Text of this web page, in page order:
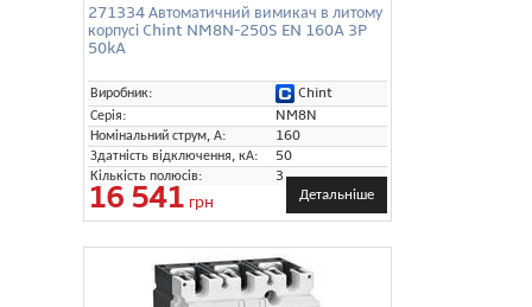
271334 Автоматичний вимикач в литому
корпусі Chint NM8N-250S EN 160A 3P
50kA
Виробник:
Chint
Серія:
NM8N
Номінальний струм, А:
160
Здатність відключення, кА:
50
Кількість полюсів:
3
16 541 грн Детальніше